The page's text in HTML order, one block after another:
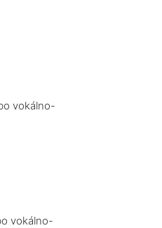
vokálno-
vokálno-